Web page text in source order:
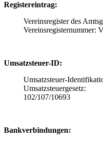
Registereintrag:
Vereinsregister des
Vereinsregisternummer:
Umsatzsteuer-ID:
Umsatzsteuer-
Umsatzsteuergesetz:
102/107/10693
Bankverbindungen: